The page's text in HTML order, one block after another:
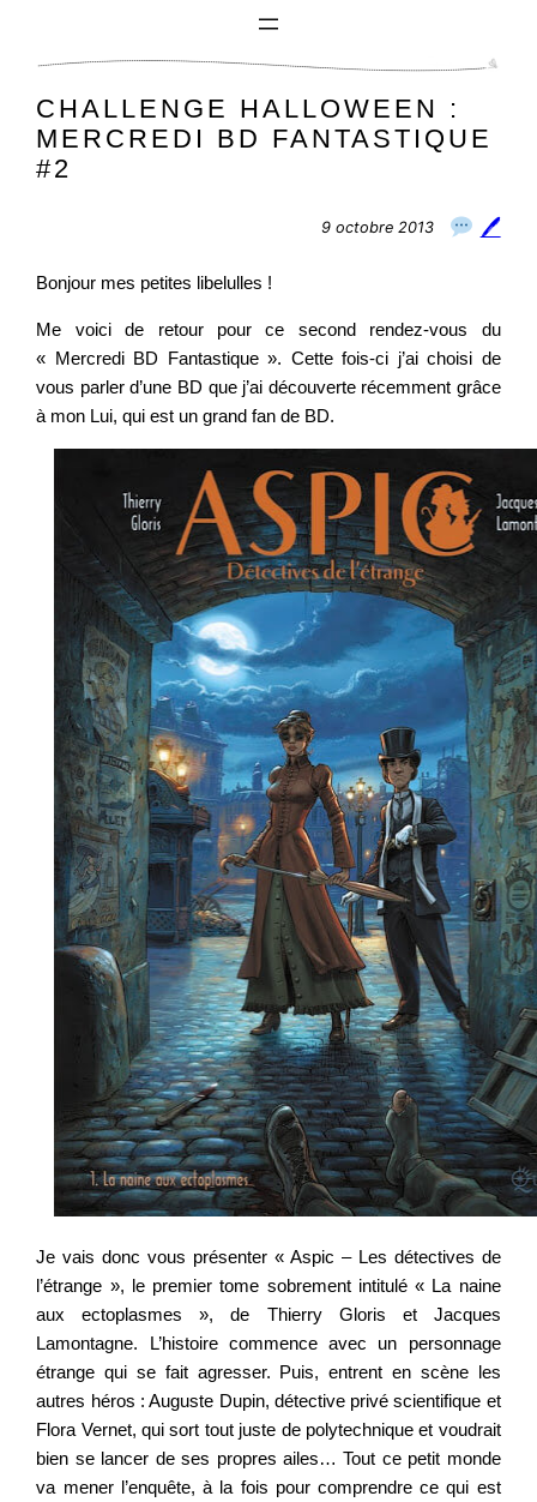
CHALLENGE HALLOWEEN :
MERCREDI BD FANTASTIQUE
#2
9 octobre 2013 🖊
Bonjour mes petites libelulles !
Me voici de retour pour ce second rendez-vous du
« Mercredi BD Fantastique ». Cette fois-ci j’ai choisi de
vous parler d’une BD que j’ai découverte récemment grâce
à mon Lui, qui est un grand fan de BD.
Je vais donc vous présenter « Aspic – Les détectives de
l’étrange », le premier tome sobrement intitulé « La naine
aux ectoplasmes », de Thierry Gloris et Jacques
Lamontagne. L’histoire commence avec un personnage
étrange qui se fait agresser. Puis, entrent en scène les
autres héros : Auguste Dupin, détective privé scientifique et
Flora Vernet, qui sort tout juste de polytechnique et voudrait
bien se lancer de ses propres ailes… Tout ce petit monde
va mener l’enquête, à la fois pour comprendre ce qui est